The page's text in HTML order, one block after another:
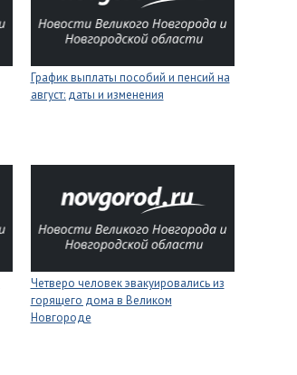
График выплаты пособий и пенсий на
август: даты и изменения
Четверо человек эвакуировались из
горящего дома в Великом
Новгороде